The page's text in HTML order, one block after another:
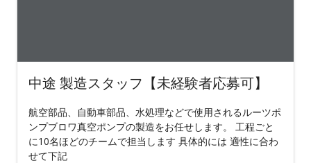
中途 製造スタッフ【未経験者応募可】
航空部品、自動車部品、水処理などで使用されるルーツポ
ンプブロワ真空ポンプの製造をお任せします。 工程ごと
に10名ほどのチームで担当します 具体的には 適性に合わ
せて下記